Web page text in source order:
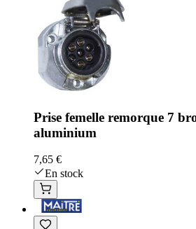
Prise femelle remorque 7
aluminium
7,65 €
En stock